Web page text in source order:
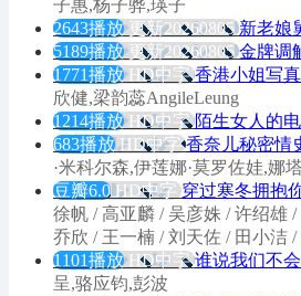
子惠,杨子骅,瑛子
2643播放 更新20260805 新老娘
5189播放 更新20260805 金牌调
1771播放 HD中字 香港小姐写真
欣健,梁韵蕊AngileLeung
1214播放 HD中字 陌生女人的
683播放 HD中字 香奈儿秘密情
·米科尔森,伊莲娜·莫罗佐娃,娜
豆瓣6.0 HD中字 穿过寒冬拥抱
徐帆 / 高亚麟 / 吴彦姝 / 许绍雄
乔欣 / 王一楠 / 刘天佐 / 田小洁
1101播放 HD中字 谁说我们不
呈,骆应钧,彭波